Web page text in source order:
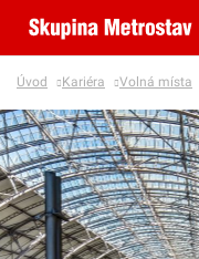
Úvod Kariéra Volná místa